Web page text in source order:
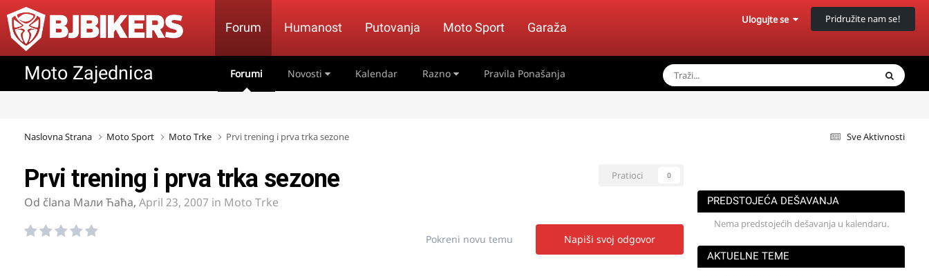
Forum Humanost Putovanja Moto Sport Garaža
Ulogujte se Pridružite nam se!
Moto Zajednica Forumi Novosti Kalendar Razno Pravila Ponašanja
Sve Aktivnosti
Naslovna Strana Moto Sport Moto Trke Prvi trening i prva trka sezone
Pratioci 0
Prvi trening i prva trka sezone
Od člana Мали Ћаћа, April 23, 2007 in Moto Trke
Napiši svoj odgovor
Pokreni novu temu
PREDSTOJEĆA DEŠAVANJA
Nema predstojećih dešavanja u kalendaru.
AKTUELNE TEME